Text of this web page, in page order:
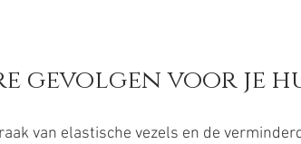
gevolgen voor je
van elastische vezels en de